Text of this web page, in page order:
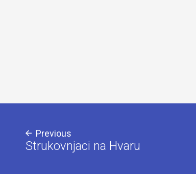
Previous
Strukovnjaci na Hvaru